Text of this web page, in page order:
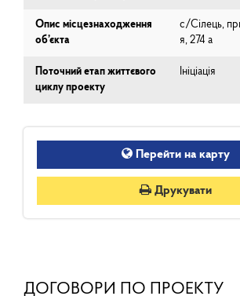
Опис місцезнаходження
об’єкта
с/Сілець,
я, 274 а
Поточний етап життєвого
циклу проекту
Ініціація
Перейти на карту
Друкувати
ДОГОВОРИ ПО ПРОЕКТУ